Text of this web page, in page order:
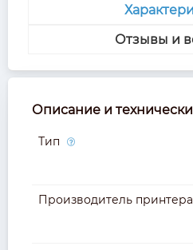
Отзывы и
Описание и
Тип
Производитель принтера